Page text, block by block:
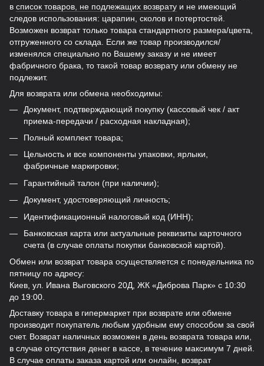
в список товаров, не подлежащих возврату и не имеющий
следов использования: царапин, сколов и потертостей.
Возможен возврат только товара стандартного размера/цвета,
отгруженного со склада. Если же товар производился/
изменялся специально по Вашему заказу и не имеет
фабричного брака, то такой товар возврату или обмену не
подлежит.
Для возврата или обмена необходимы:
Документ, подтверждающий покупку (кассовый чек / акт
приема-передачи / расходная накладная);
Полный комплект товара;
Цельность и все компоненты упаковки, ярлыки,
фабричные маркировки;
Гарантийный талон (при наличии);
Документ, удостоверяющий личность;
Идентификационный налоговый код (ИНН);
Банковская карта или актуальные реквизиты карточного
счета (в случае оплаты покупки банковской картой).
Обмен или возврат товара осуществляется с понедельника по
пятницу по адресу:
Киев, ул. Ивана Выговского 20Д, ЖК «Диброва Парк» с 10:30
до 19:00.
Доставку товара в гипермаркет при возврате или обмене
производит покупатель любым удобным ему способом за свой
счет. Возврат наличных возможен в день возврата товара или,
в случае отсутствия денег в кассе, в течение максимум 7 дней.
В случае оплаты заказа картой или онлайн, возврат